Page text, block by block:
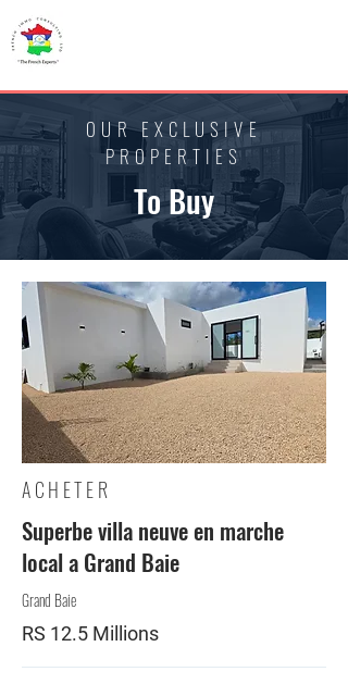
OUR EXCLUSIVE
PROPERTIES
To Buy
ACHETER
Superbe villa neuve en marche
local a Grand Baie
Grand Baie
RS 12.5 Millions